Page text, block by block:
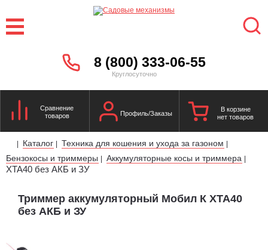
8 (800) 333-06-55
Круглосуточно
Сравнение
товаров
Профиль/Заказы
В корзине
нет товаров
| Каталог | Техника для кошения и ухода за газоном |
Бензокосы и триммеры | Аккумуляторные косы и триммера |
XTA40 без АКБ и ЗУ
Триммер аккумуляторный Мобил К XTA40
без АКБ и ЗУ